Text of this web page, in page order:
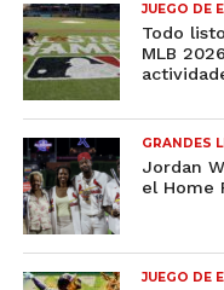
JUEGO DE
Todo
MLB
GRANDES
Jordan
el Home
JUEGO DE